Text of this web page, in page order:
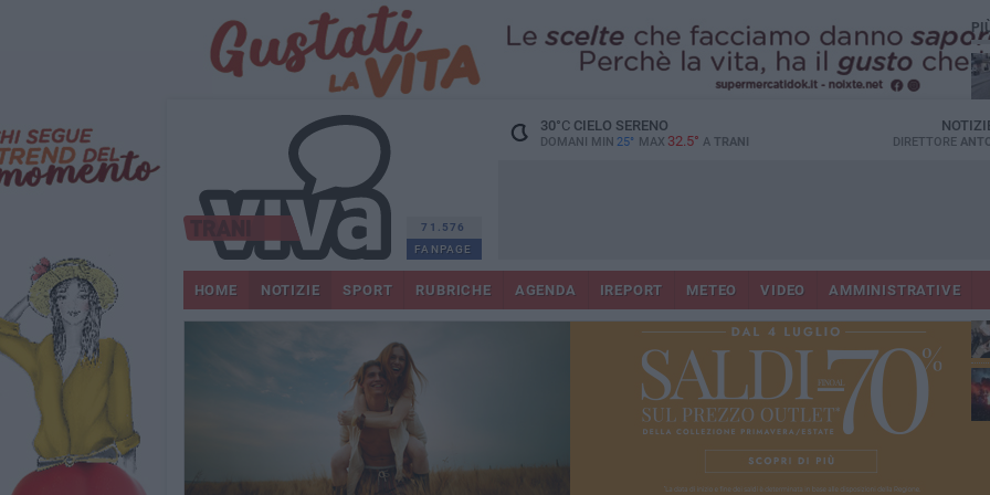
71.576
FANPAGE
30°CCIELO SERENO
DOMANI MIN 25° MAX 32.5° A TRANI DIRETTORE
HOME NOTIZIE SPORT RUBRICHE AGENDA IREPORT METEO VIDEO AMMINISTRATIVE